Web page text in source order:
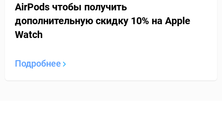
AirPods чтобы получить
дополнительную скидку 10% на Apple
Watch
Подробнее